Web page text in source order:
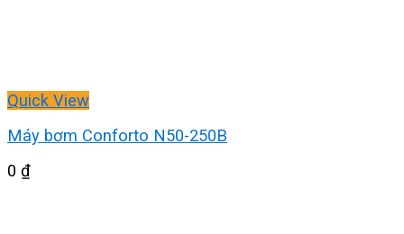
Quick View
Máy bơm Conforto N50-250B
0 ₫